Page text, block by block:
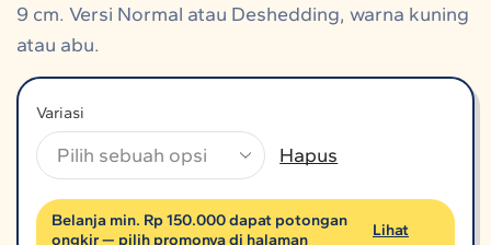
9 cm. Versi Normal atau Deshedding, warna kuning
atau abu.
Variasi
Hapus
Belanja min. Rp 150.000 dapat potongan
ongkir — pilih promonya di halaman
Lihat